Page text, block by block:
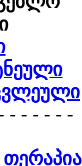
- - - - - -
თერაპია